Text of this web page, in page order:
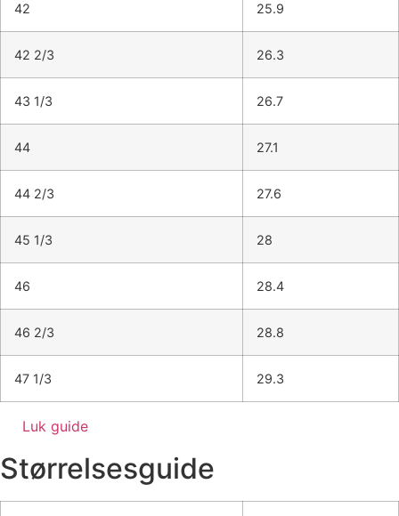
42 25.9
42 2/3 26.3
43 1/3 26.7
44 27.1
44 2/3 27.6
45 1/3 28
46 28.4
46 2/3 28.8
47 1/3 29.3
Luk guide
Størrelsesguide